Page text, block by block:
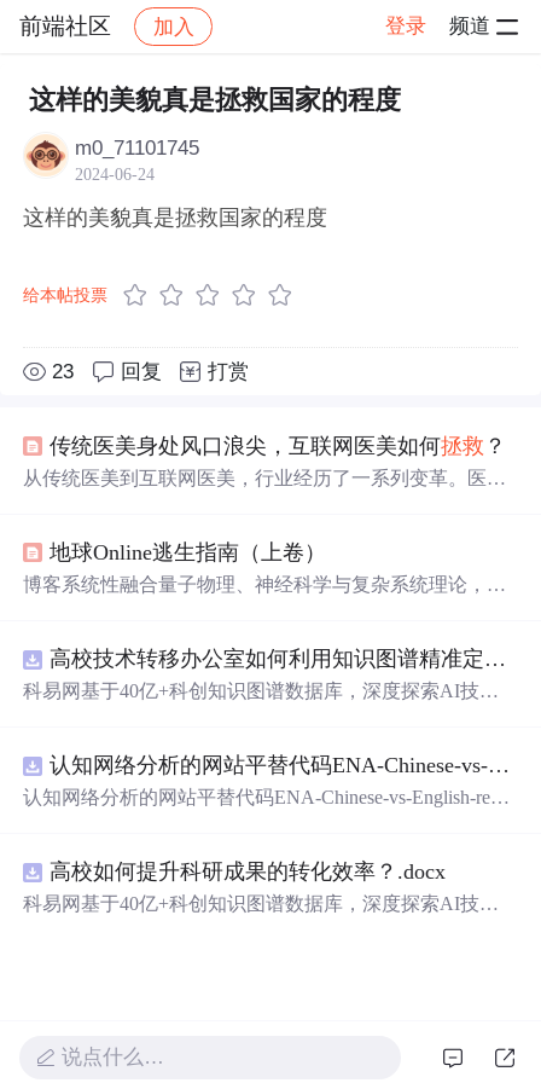
前端社区 加入 登录 频道
社区 前端社区 感慨 帖子详情
这样的美貌真是拯救国家的程度
m0_71101745
2024-06-24
这样的美貌真是拯救国家的程度
给本帖投票
23 回复 打赏
传统医美身处风口浪尖，互联网医美如何拯救 ？
从传统医美到互联网医美，行业经历了一系列变革。医美
现，推动了行业的进步。
地球Online逃生指南（上卷）
博客系统性融合量子物理、神经科学与复杂系统理论，构
质；提出‘无我布施’作为分布式网络的非对称负熵干预，
建立基于觉知训练的流动生存范式，并用数学模型（如痛
高校技术转移办公室如何利用知识图谱精准定位产业需求与技术适配点？.docx
科易网基于40亿+科创知识图谱数据库，深度探索AI技术
新领域的AI+数智化解决方案，推动科技创新与产业创新
智能化发展。
认知网络分析的网站平替代码ENA-Chinese-vs-English-reproducible.zip
认知网络分析的网站平替代码ENA-Chinese-vs-English-repro
高校如何提升科研成果的转化效率？.docx
科易网基于40亿+科创知识图谱数据库，深度探索AI技术
说点什么…